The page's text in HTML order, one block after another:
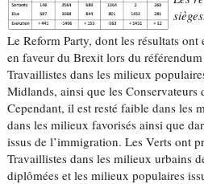
Le Reform Party, dont les résultats ont
en faveur du Brexit lors du
Travaillistes dans les milieux
Midlands, ainsi que les Conservateurs
Cependant, il est resté faible dans les
dans les milieux favorisés ainsi que
issus de l’immigration. Les Verts ont
Travaillistes dans les milieux urbains
diplômées et les milieux populaires